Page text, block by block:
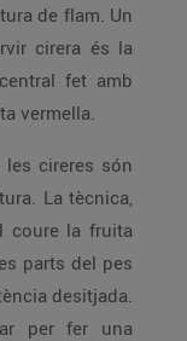
de flam. Un
cirera és la
fet amb
vermella.
cireres són
La tècnica,
coure la fruita
parts del pes
desitjada.
per fer una